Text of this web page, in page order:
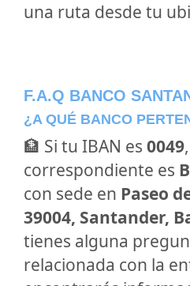
una ruta desde tu
F.A.Q BANCO
¿A QUÉ BANCO
🏦 Si tu IBAN es 0049
correspondiente es
con sede en Paseo
39004, Santander,
tienes alguna
relacionada con la